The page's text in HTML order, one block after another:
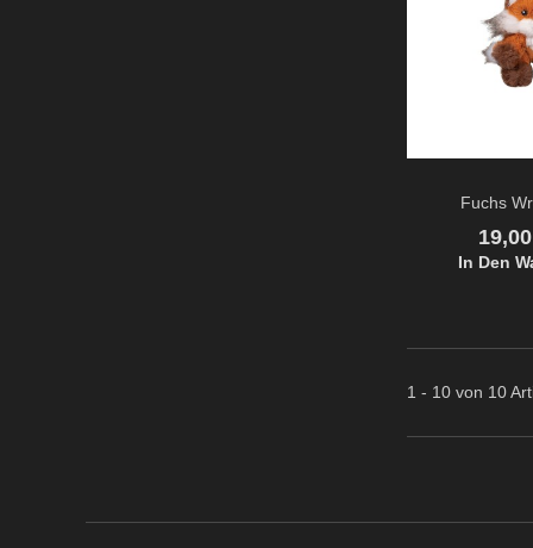
Fuchs
Preis
In Den
1 - 10 von 10